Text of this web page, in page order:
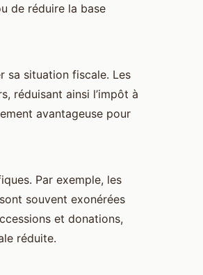
de réduire la base
sa situation fiscale. Les
réduisant ainsi l’impôt à
avantageuse pour
Par exemple, les
souvent exonérées
et donations,
réduite.